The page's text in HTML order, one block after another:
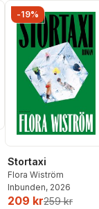
-19%
Stortaxi
Flora Wiström
Inbunden, 2026
209 kr259 kr